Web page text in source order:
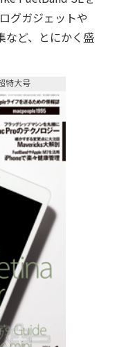
グガジェットや
など、とにかく盛
特大号